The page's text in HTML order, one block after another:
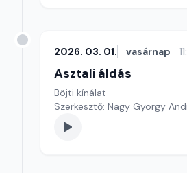
2026. 03. 01. vasárnap
Asztali áldás
Böjti kínálat
Szerkesztő: Nagy György